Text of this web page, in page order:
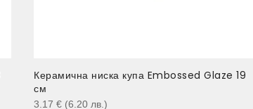
Керамична ниска купа Embossed Glaze 19
см
3.17 € (6.20 лв. )